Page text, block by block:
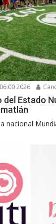
2026
Estado
nacional